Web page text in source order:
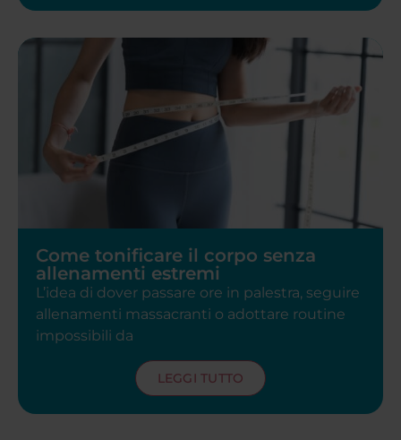
Come tonificare il corpo senza
allenamenti estremi
L’idea di dover passare ore in palestra, seguire
allenamenti massacranti o adottare routine
impossibili da
LEGGI TUTTO